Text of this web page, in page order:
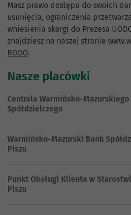
Masz prawo dostępu do swoich
usunięcia, ograniczenia
wniesienia skargi do Prezesa
znajdziesz na naszej stronie
RODO.
Nasze placówki
Centrala Warmińsko-Mazurskiego
Spółdzielczego
Warmińsko-Mazurski Bank
Piszu
Punkt Obsługi Klienta w
Piszu